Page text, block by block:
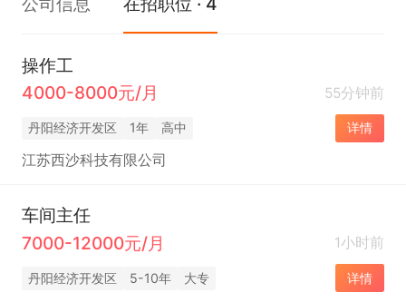
操作工
4000-8000元/月
55分钟前
丹阳经济开发区 1年 高中 详情
江苏西沙科技有限公司
车间主任
7000-12000元/月
1小时前
丹阳经济开发区 5-10年 大专 详情